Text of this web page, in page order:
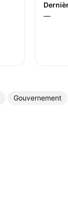
—
Gouvernement